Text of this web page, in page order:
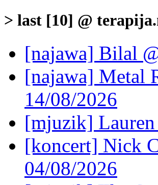
> last [10] @
[najawa] Bilal
[najawa] Metal
14/08/2026
[mjuzik]
[koncert] Nick
04/08/2026